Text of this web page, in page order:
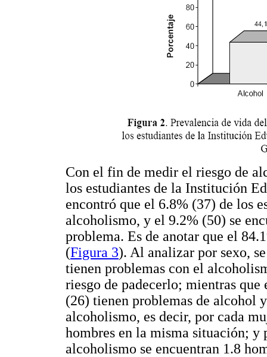
Con el fin de medir el riesgo de
los estudiantes de la Institución
encontró que el 6.8% (37) de los
alcoholismo, y el 9.2% (50) se
problema. Es de anotar que el
(Figura 3). Al analizar por sexo,
tienen problemas con el
riesgo de padecerlo; mientras que
(26) tienen problemas de alcohol
alcoholismo, es decir, por cada
hombres en la misma situación; y
alcoholismo se encuentran 1.8